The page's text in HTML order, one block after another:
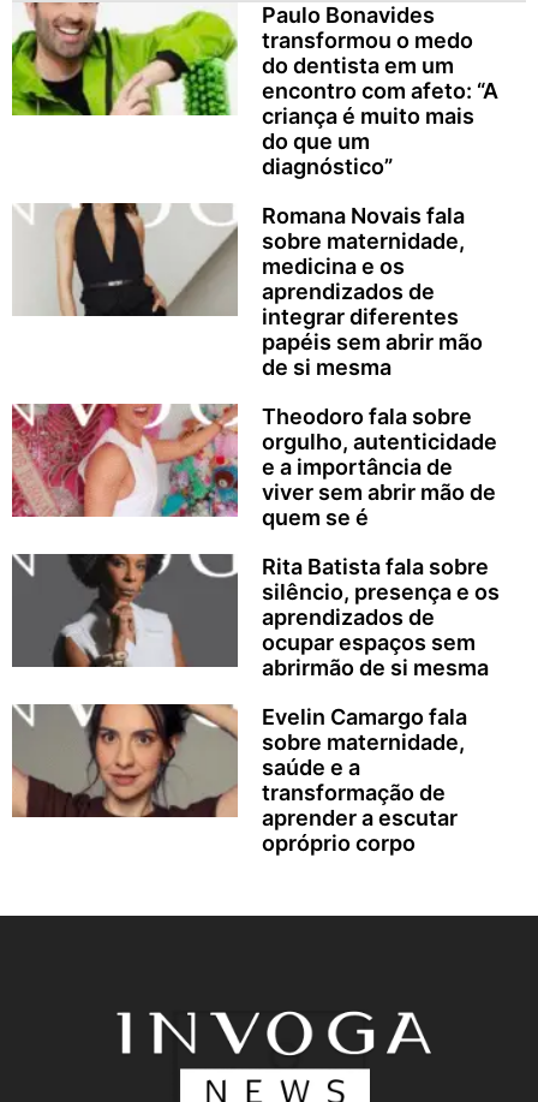
Paulo Bonavides
transformou o medo
do dentista em um
encontro com afeto: “A
criança é muito mais
do que um
diagnóstico”
Romana Novais fala
sobre maternidade,
medicina e os
aprendizados de
integrar diferentes
papéis sem abrir mão
de si mesma
Theodoro fala sobre
orgulho, autenticidade
e a importância de
viver sem abrir mão de
quem se é
Rita Batista fala sobre
silêncio, presença e os
aprendizados de
ocupar espaços sem
abrirmão de si mesma
Evelin Camargo fala
sobre maternidade,
saúde e a
transformação de
aprender a escutar
opróprio corpo